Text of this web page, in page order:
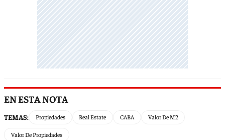
EN ESTA NOTA
TEMAS: Propiedades Real Estate CABA Valor De M2
Valor De Propiedades